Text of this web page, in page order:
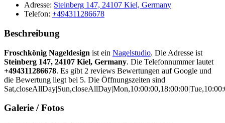
Adresse: Steinberg 147, 24107 Kiel, Germany
Telefon: +494311286678
Beschreibung
Froschkönig Nageldesign ist ein Nagelstudio. Die Adresse ist
Steinberg 147, 24107 Kiel, Germany. Die Telefonnummer lautet
+494311286678. Es gibt 2 reviews Bewertungen auf Google und
die Bewertung liegt bei 5. Die Öffnungszeiten sind
Galerie / Fotos